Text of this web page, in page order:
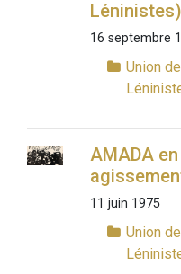
16 septembre
Union
AMADA
11 juin 1975
Union